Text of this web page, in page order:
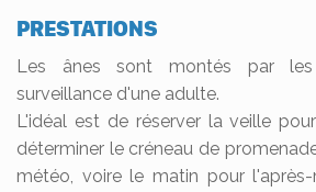
PRESTATIONS
Les ânes sont montés par
surveillance d'une adulte.
L'idéal est de réserver la veille
déterminer le créneau de
météo, voire le matin pour